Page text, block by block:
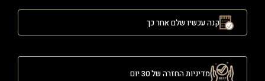
קנה עכשיו שלם אחר כך
מדיניות החזרה של 30 יום